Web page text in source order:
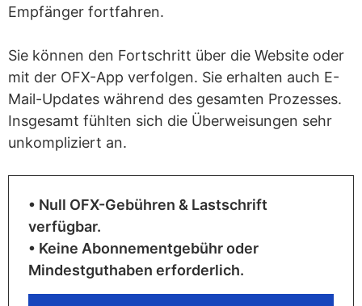
Empfänger fortfahren.
Sie können den Fortschritt über die Website oder
mit der OFX-App verfolgen. Sie erhalten auch E-
Mail-Updates während des gesamten Prozesses.
Insgesamt fühlten sich die Überweisungen sehr
unkompliziert an.
• Null OFX-Gebühren & Lastschrift
verfügbar.
• Keine Abonnementgebühr oder
Mindestguthaben erforderlich.